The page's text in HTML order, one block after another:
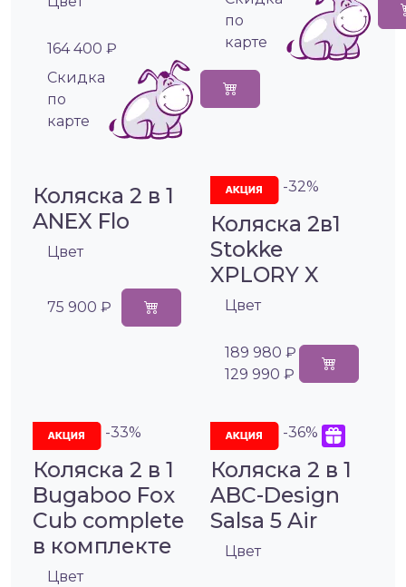
164 400 ₽
Cкидка
по
карте
по
карте
Коляска 2 в 1
ANEX Flo
Цвет
75 900 ₽
-32%
Коляска 2в1
Stokke
XPLORY X
Цвет
189 980 ₽
129 990 ₽
-33%
Коляска 2 в 1
Bugaboo Fox
Cub complete
в комплекте
Цвет
-36%
Коляска 2 в 1
ABC-Design
Salsa 5 Air
Цвет